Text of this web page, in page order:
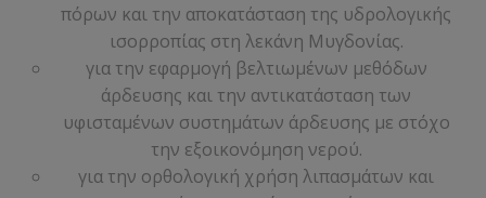
πόρων και την αποκατάσταση της υδρολογικής
ισορροπίας στη λεκάνη Μυγδονίας.
για την εφαρμογή βελτιωμένων μεθόδων
άρδευσης και την αντικατάσταση των
υφισταμένων συστημάτων άρδευσης με στόχο
την εξοικονόμηση νερού.
για την ορθολογική χρήση λιπασμάτων και